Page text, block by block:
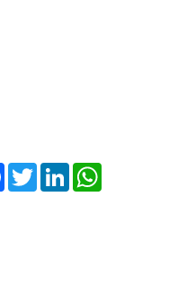
Facebook
TwitterLinkedIn